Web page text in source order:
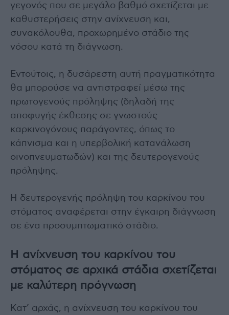
γεγονός που σε μεγάλο βαθμό σχετίζεται με
καθυστερήσεις στην ανίχνευση και,
συνακόλουθα, προχωρημένο στάδιο της
νόσου κατά τη διάγνωση.
Εντούτοις, η δυσάρεστη αυτή πραγματικότητα
θα μπορούσε να αντιστραφεί μέσω της
πρωτογενούς πρόληψης (δηλαδή της
αποφυγής έκθεσης σε γνωστούς
καρκινογόνους παράγοντες, όπως το
κάπνισμα και η υπερβολική κατανάλωση
οινοπνευματωδών) και της δευτερογενούς
πρόληψης.
Η δευτερογενής πρόληψη του καρκίνου του
στόματος αναφέρεται στην έγκαιρη διάγνωση
σε ένα προσυμπτωματικό στάδιο.
Η ανίχνευση του καρκίνου του
στόματος σε αρχικά στάδια σχετίζεται
με καλύτερη πρόγνωση
Κατ’ αρχάς, η ανίχνευση του καρκίνου του